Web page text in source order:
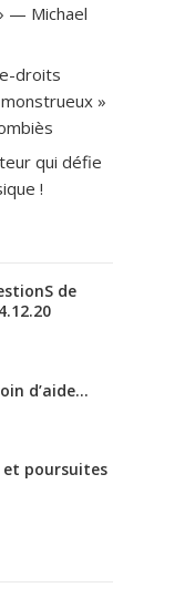
— Michael
droits
»
qui défie
!
de
d’aide…
et poursuites